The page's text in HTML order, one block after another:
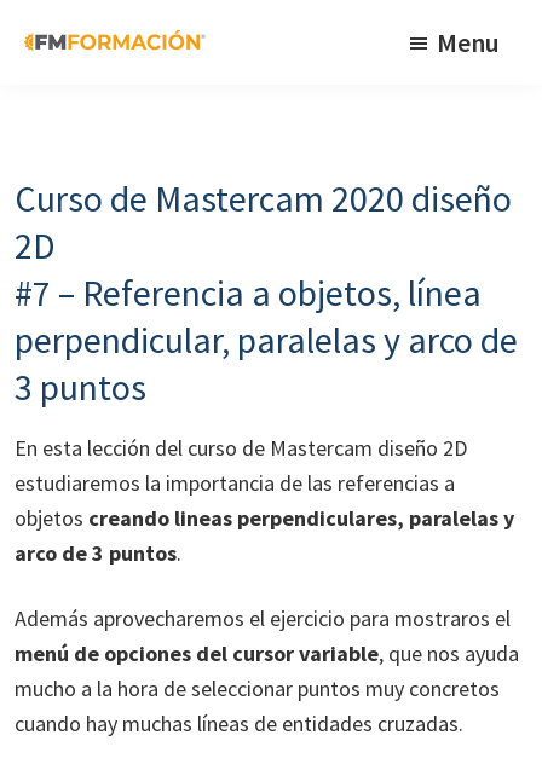
mecánica
Menu
Curso de Mastercam 2020 diseño
2D
#7 – Referencia a objetos, línea
perpendicular, paralelas y arco de
3 puntos
En esta lección del curso de Mastercam diseño 2D
estudiaremos la importancia de las referencias a
objetos creando lineas perpendiculares, paralelas y
arco de 3 puntos.
Además aprovecharemos el ejercicio para mostraros el
menú de opciones del cursor variable, que nos ayuda
mucho a la hora de seleccionar puntos muy concretos
cuando hay muchas líneas de entidades cruzadas.